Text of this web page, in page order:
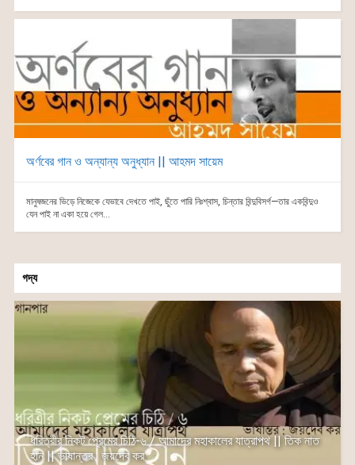
অর্ণবের গান ও অন্যান্য অনুধ্যান || আহমদ সায়েম
মানুষজনের ভিড়ে নিজেকে যেভাবে দেখতে পাই, ছুঁতে পারি নিঃশ্বাস, চিন্তার বিন্দুবিসর্গ—তার একবিন্দুও
যেন পাই না একা হয়ে গেল...
গদ্য
ধরিত্রীর নিকট প্রেমের চিঠি-৬ / আমাদের মহাকালের যাত্রাপথ || তিক নাত
হান || ভাষান্তর : জয়দেব কর